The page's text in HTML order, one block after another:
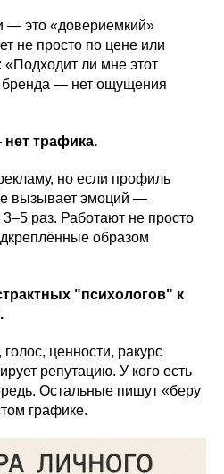
— это «довериемкий»
не просто по цене или
ли мне этот
бренда — нет ощущения
трафика.
но если профиль
вызывает эмоций —
раз. Работают не просто
образом
"психологов" к
ценности, ракурс
репутацию. У кого есть
Остальные пишут «беру
графике.